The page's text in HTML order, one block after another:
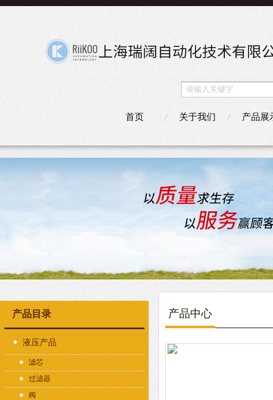
首页 关于我们 产品展
产品目录
液压产品
滤芯
过滤器
阀
产品中心